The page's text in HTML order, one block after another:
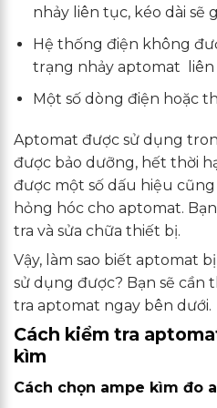
nhảy liên tục, kéo dài sẽ
Hệ thống điện không
trạng nhảy aptomat liên
Một số dòng điện hoặc
Aptomat được sử dụng
được bảo dưỡng, hết thời
được một số dấu hiệu
hỏng hóc cho aptomat.
tra và sửa chữa thiết bị.
Vậy, làm sao biết aptomat
sử dụng được? Bạn sẽ cần
tra aptomat ngay bên dưới.
Cách kiểm tra
kìm
Cách chọn ampe kìm đo